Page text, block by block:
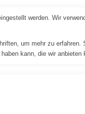
werden. Wir
um mehr zu
kann, die wir anbieten